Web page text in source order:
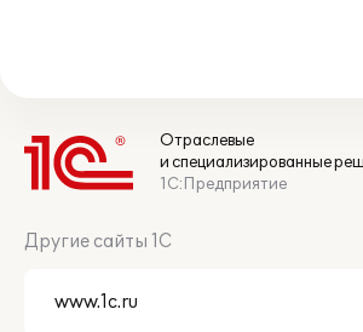
Отраслевые
и специализированные
1С:Предприятие
Другие сайты 1С